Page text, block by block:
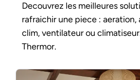
Decouvrez les meilleures
rafraichir une piece : aeration,
clim, ventilateur ou
Thermor.